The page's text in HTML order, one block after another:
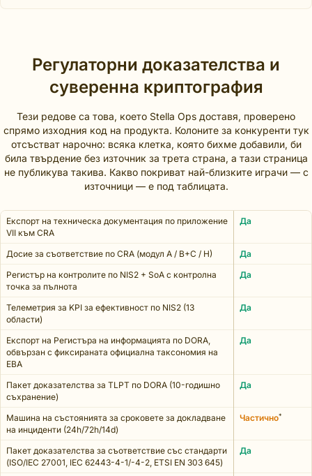
Регулаторни доказателства и
суверенна криптография
Тези редове са това, което Stella Ops доставя, проверено
спрямо изходния код на продукта. Колоните за конкуренти тук
отсъстват нарочно: всяка клетка, която бихме добавили, би
била твърдение без източник за трета страна, а тази страница
не публикува такива. Какво покриват най-близките играчи — с
източници — е под таблицата.
Експорт на техническа документация по приложение
VII към CRA
Да
Досие за съответствие по CRA (модул A / B+C / H)
Да
Регистър на контролите по NIS2 + SoA с контролна
точка за пълнота
Да
Телеметрия за KPI за ефективност по NIS2 (13
области)
Да
Експорт на Регистъра на информацията по DORA,
обвързан с фиксираната официална таксономия на
EBA
Да
Пакет доказателства за TLPT по DORA (10-годишно
съхранение)
Да
Машина на състоянията за сроковете за докладване
на инциденти (24h/72h/14d)
Частично*
Пакет доказателства за съответствие със стандарти
(ISO/IEC 27001, IEC 62443-4-1/-4-2, ETSI EN 303 645)
Да